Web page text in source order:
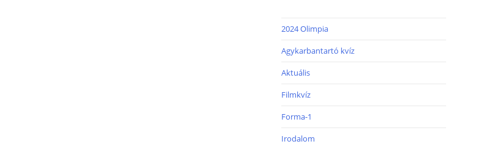
2024 Olimpia
Agykarbantartó kvíz
Aktuális
Filmkvíz
Forma-1
Irodalom